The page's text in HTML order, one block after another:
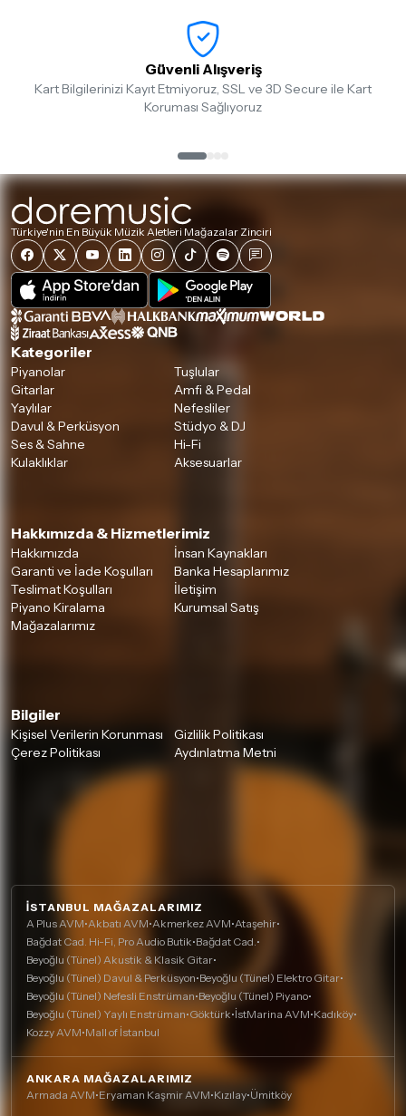
Güvenli Alışveriş
Kart Bilgilerinizi Kayıt Etmiyoruz, SSL ve 3D Secure ile Kart
Koruması Sağlıyoruz
Türkiye'nin En Büyük Müzik Aletleri Mağazalar Zinciri
Kategoriler
Piyanolar
Tuşlular
Gitarlar
Amfi & Pedal
Yaylılar
Nefesliler
Davul & Perküsyon
Stüdyo & DJ
Ses & Sahne
Hi-Fi
Kulaklıklar
Aksesuarlar
Hakkımızda & Hizmetlerimiz
Hakkımızda
İnsan Kaynakları
Garanti ve İade Koşulları
Banka Hesaplarımız
Teslimat Koşulları
İletişim
Piyano Kiralama
Kurumsal Satış
Mağazalarımız
Bilgiler
Kişisel Verilerin Korunması
Gizlilik Politikası
Çerez Politikası
Aydınlatma Metni
İSTANBUL MAĞAZALARIMIZ
A Plus AVM•Akbatı AVM•Akmerkez AVM•Ataşehir•
Bağdat Cad. Hi-Fi, Pro Audio Butik•Bağdat Cad. •
Beyoğlu (Tünel) Akustik & Klasik Gitar•
Beyoğlu (Tünel) Davul & Perküsyon•Beyoğlu (Tünel) Elektro Gitar•
Beyoğlu (Tünel) Nefesli Enstrüman•Beyoğlu (Tünel) Piyano•
Beyoğlu (Tünel) Yaylı Enstrüman•Göktürk•İstMarina AVM•Kadıköy•
Kozzy AVM•Mall of İstanbul
ANKARA MAĞAZALARIMIZ
Armada AVM•Eryaman Kaşmir AVM•Kızılay•Ümitköy